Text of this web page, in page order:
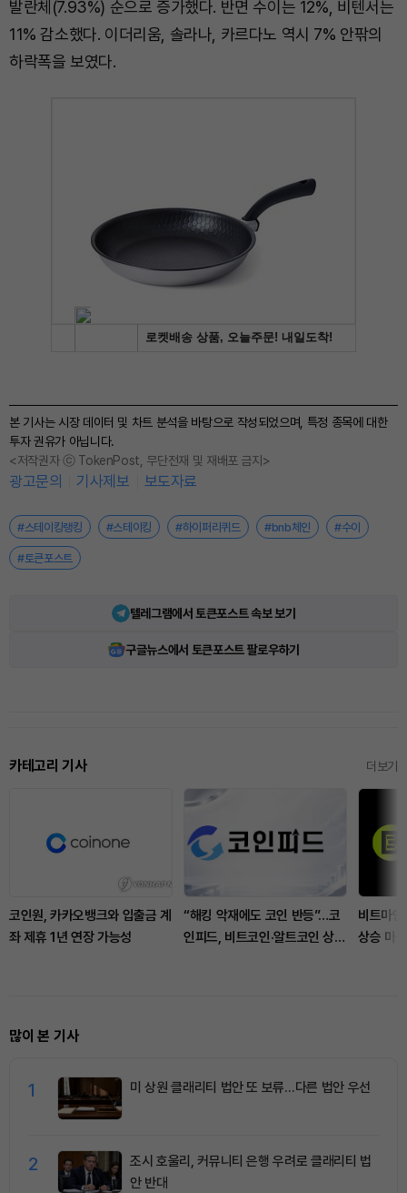
발란체(7.93%) 순으로 증가했다. 반면 수이는 12%, 비텐서는
11% 감소했다. 이더리움, 솔라나, 카르다노 역시 7% 안팎의
하락폭을 보였다.
본 기사는 시장 데이터 및 차트 분석을 바탕으로 작성되었으며, 특정 종목에 대한
투자 권유가 아닙니다.
<저작권자 ⓒ TokenPost, 무단전재 및 재배포 금지>
광고문의 기사제보 보도자료
#스테이킹랭킹 #스테이킹 #하이퍼리퀴드 #bnb체인 #수이
#토큰포스트
텔레그램에서 토큰포스트 속보 보기
구글뉴스에서 토큰포스트 팔로우하기
카테고리 기사 더보기
코인원, 카카오뱅크와 입출금 계
좌 제휴 1년 연장 가능성
“해킹 악재에도 코인 반등”…코
인피드, 비트코인·알트코인 상승
비트마
상승 마
많이 본 기사
1 미 상원 클래리티 법안 또 보류…다른 법안 우선
2
조시 호울리, 커뮤니티 은행 우려로 클래리티 법
안 반대